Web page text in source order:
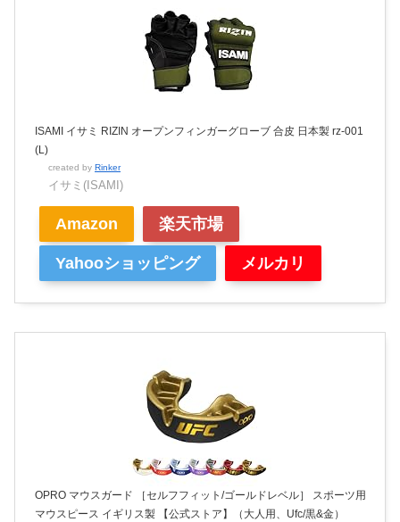
ISAMI イサミ RIZIN オープンフィンガーグローブ 合皮 日本製 rz-001
(L)
created by Rinker
イサミ(ISAMI)
Amazon 楽天市場
Yahooショッピング メルカリ
OPRO マウスガード ［セルフフィット/ゴールドレベル］ スポーツ用
マウスピース イギリス製 【公式ストア】（大人用、Ufc/黒&金）